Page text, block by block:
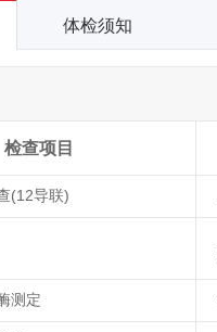
体检须知
检查项目
(12导联)
测定